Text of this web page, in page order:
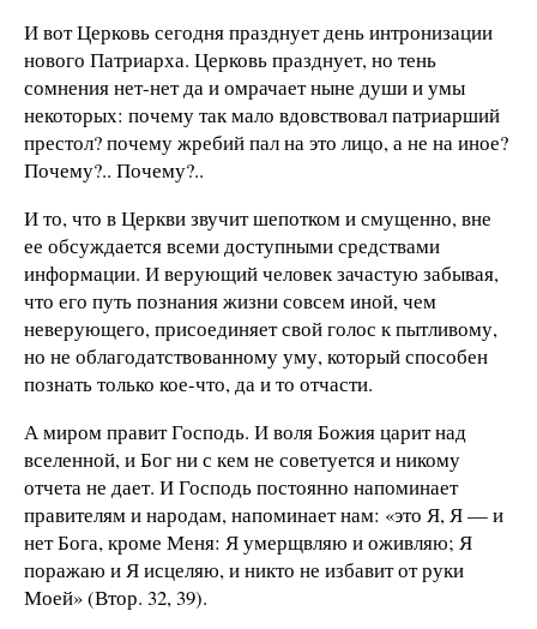
И вот Церковь сегодня празднует день интронизации
нового Патриарха. Церковь празднует, но тень
сомнения нет-нет да и омрачает ныне души и умы
некоторых: почему так мало вдовствовал патриарший
престол? почему жребий пал на это лицо, а не на иное?
Почему?.. Почему?..
И то, что в Церкви звучит шепотком и смущенно, вне
ее обсуждается всеми доступными средствами
информации. И верующий человек зачастую забывая,
что его путь познания жизни совсем иной, чем
неверующего, присоединяет свой голос к пытливому,
но не облагодатствованному уму, который способен
познать только кое-что, да и то отчасти.
А миром правит Господь. И воля Божия царит над
вселенной, и Бог ни с кем не советуется и никому
отчета не дает. И Господь постоянно напоминает
правителям и народам, напоминает нам: «это Я, Я — и
нет Бога, кроме Меня: Я умерщвляю и оживляю; Я
поражаю и Я исцеляю, и никто не избавит от руки
Моей» (Втор. 32, 39).